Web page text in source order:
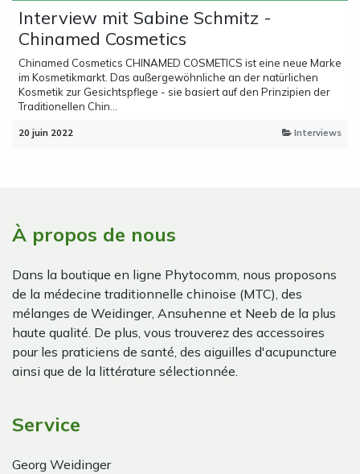
Interview mit Sabine Schmitz -
Chinamed Cosmetics
Chinamed Cosmetics CHINAMED COSMETICS ist eine neue Marke
im Kosmetikmarkt. Das außergewöhnliche an der natürlichen
Kosmetik zur Gesichtspflege - sie basiert auf den Prinzipien der
Traditionellen Chin...
20 juin 2022 Interviews
À propos de nous
Dans la boutique en ligne Phytocomm, nous proposons
de la médecine traditionnelle chinoise (MTC), des
mélanges de Weidinger, Ansuhenne et Neeb de la plus
haute qualité. De plus, vous trouverez des accessoires
pour les praticiens de santé, des aiguilles d'acupuncture
ainsi que de la littérature sélectionnée.
Service
Georg Weidinger